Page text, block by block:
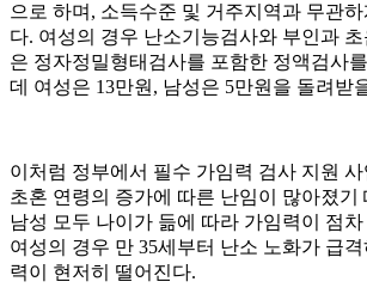
으로 하며, 소득수준 및 거주지역과 무관
다. 여성의 경우 난소기능검사와 부인과
은 정자정밀형태검사를 포함한 정액검사
데 여성은 13만원, 남성은 5만원을 돌려받
이처럼 정부에서 필수 가임력 검사 지원
초혼 연령의 증가에 따른 난임이 많아졌기
남성 모두 나이가 듦에 따라 가임력이 점차
여성의 경우 만 35세부터 난소 노화가 급
력이 현저히 떨어진다.